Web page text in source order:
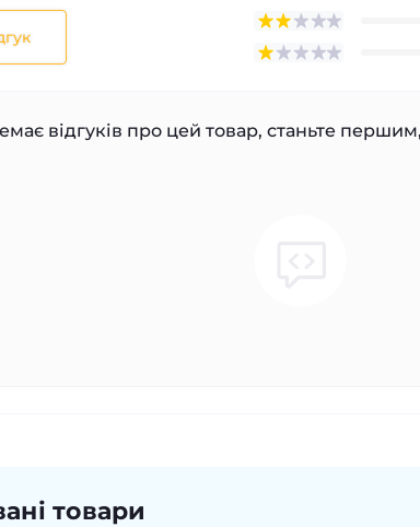
відгуків про цей товар, станьте
товари